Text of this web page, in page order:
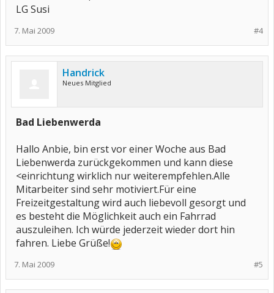
LG Susi
#4
7. Mai 2009
Handrick
Neues Mitglied
Bad Liebenwerda
Hallo Anbie, bin erst vor einer Woche aus Bad
Liebenwerda zurückgekommen und kann diese
<einrichtung wirklich nur weiterempfehlen.Alle
Mitarbeiter sind sehr motiviert.Für eine
Freizeitgestaltung wird auch liebevoll gesorgt und
es besteht die Möglichkeit auch ein Fahrrad
auszuleihen. Ich würde jederzeit wieder dort hin
fahren. Liebe Grüße!
#5
7. Mai 2009